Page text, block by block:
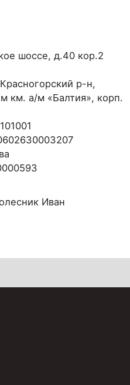
шоссе, д.40 кор.2
р-н,
км. а/м «Балтия», корп.
Иван